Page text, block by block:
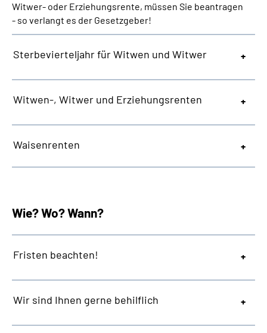
Witwer- oder Erziehungsrente, müssen Sie beantragen
- so verlangt es der Gesetzgeber!
Sterbevierteljahr für Witwen und Witwer
Witwen-, Witwer und Erziehungsrenten
Waisenrenten
Wie? Wo? Wann?
Fristen beachten!
Wir sind Ihnen gerne behilflich